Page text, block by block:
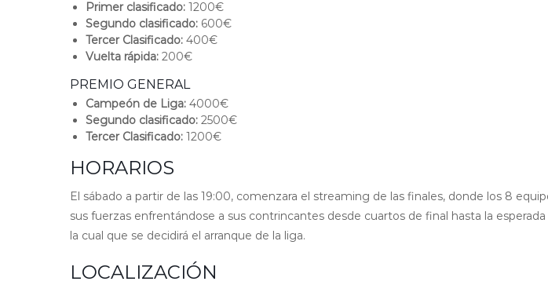
Primer clasificado: 1200€
Segundo clasificado: 600€
Tercer Clasificado: 400€
Vuelta rápida: 200€
PREMIO GENERAL
Campeón de Liga: 4000€
Segundo clasificado: 2500€
Tercer Clasificado: 1200€
HORARIOS
El sábado a partir de las 19:00, comenzara el streaming de las finales, donde los 8
sus fuerzas enfrentándose a sus contrincantes desde cuartos de final hasta la
la cual que se decidirá el arranque de la liga.
LOCALIZACIÓN